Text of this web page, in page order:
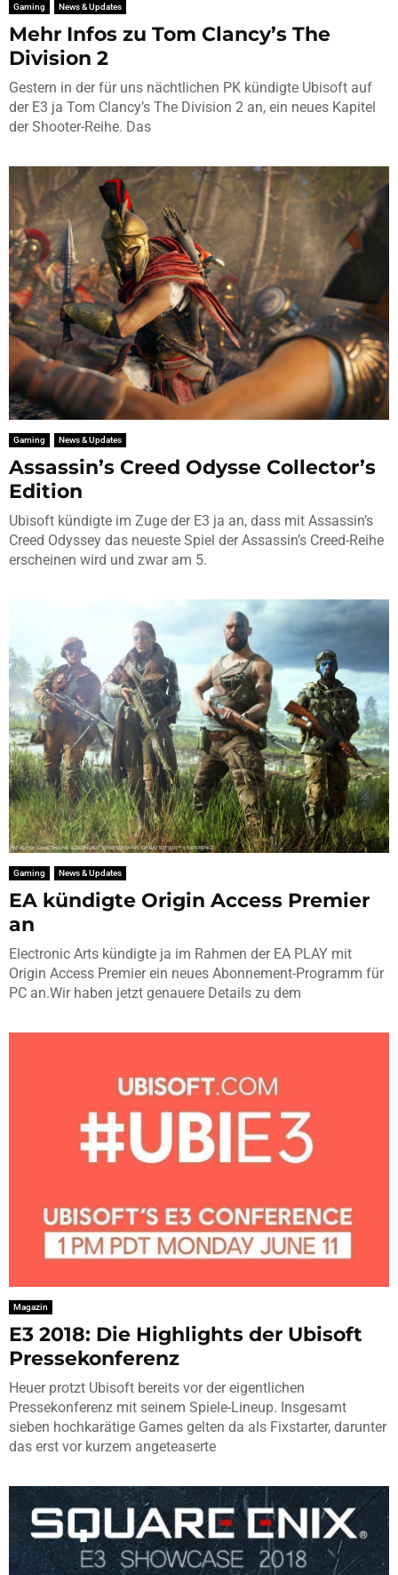
Gaming News & Updates
Mehr Infos zu Tom Clancy’s The
Division 2
Gestern in der für uns nächtlichen PK kündigte Ubisoft auf
der E3 ja Tom Clancy’s The Division 2 an, ein neues Kapitel
der Shooter-Reihe. Das
Gaming News & Updates
Assassin’s Creed Odysse Collector’s
Edition
Ubisoft kündigte im Zuge der E3 ja an, dass mit Assassin’s
Creed Odyssey das neueste Spiel der Assassin’s Creed-Reihe
erscheinen wird und zwar am 5.
Gaming News & Updates
EA kündigte Origin Access Premier
an
Electronic Arts kündigte ja im Rahmen der EA PLAY mit
Origin Access Premier ein neues Abonnement-Programm für
PC an.Wir haben jetzt genauere Details zu dem
Magazin
E3 2018: Die Highlights der Ubisoft
Pressekonferenz
Heuer protzt Ubisoft bereits vor der eigentlichen
Pressekonferenz mit seinem Spiele-Lineup. Insgesamt
sieben hochkarätige Games gelten da als Fixstarter, darunter
das erst vor kurzem angeteaserte